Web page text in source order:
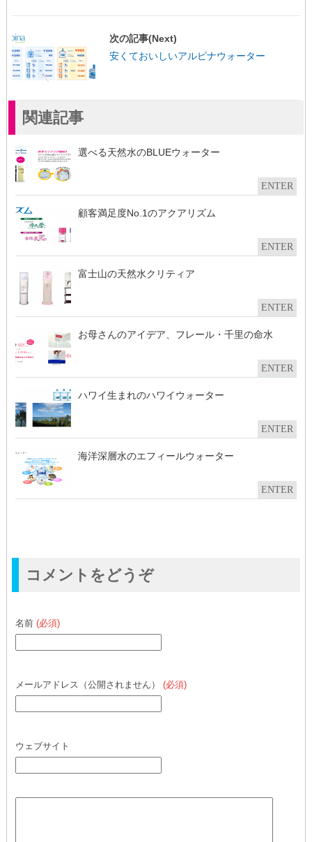
ッ
く
だ
さ
い
し
い
ウ
ィ
ウ
で
開
き
す
新
ィ
ン
ド
ウ
き
ま
す
し
ウ
ィ
ま
次の記事(Next)
安くておいしいアルピナウォーター
関連記事
選べる天然水のBLUEウォーター
ENTER
顧客満足度No.1のアクアリズム
ENTER
富士山の天然水クリティア
ENTER
お母さんのアイデア、フレール・千里の命水
ENTER
ハワイ生まれのハワイウォーター
ENTER
海洋深層水のエフィールウォーター
ENTER
コメントをどうぞ
名前 (必須)
メールアドレス（公開されません） (必須)
ウェブサイト